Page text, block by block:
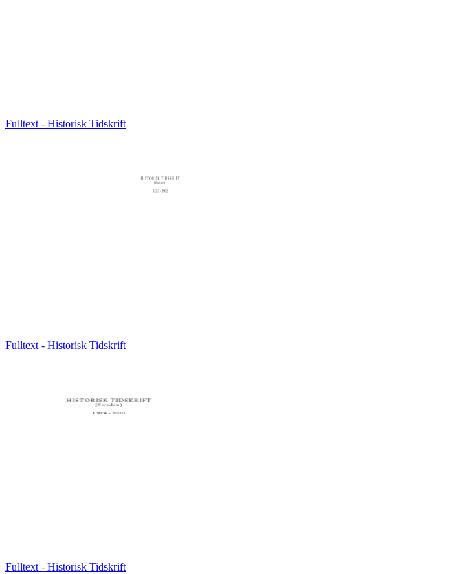
Fulltext - Historisk Tidskrift
Fulltext - Historisk Tidskrift
Fulltext - Historisk Tidskrift